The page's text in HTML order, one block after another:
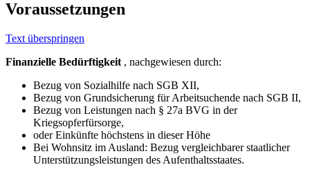
Voraussetzungen
Text überspringen
Finanzielle Bedürftigkeit , nachgewiesen durch:
Bezug von Sozialhilfe nach SGB XII,
Bezug von Grundsicherung für Arbeitsuchende nach SGB II,
Bezug von Leistungen nach § 27a BVG in der
Kriegsopferfürsorge,
oder Einkünfte höchstens in dieser Höhe
Bei Wohnsitz im Ausland: Bezug vergleichbarer staatlicher
Unterstützungsleistungen des Aufenthaltsstaates.